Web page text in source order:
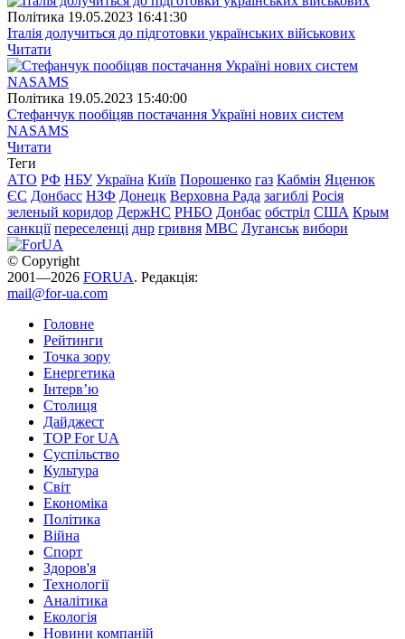
Полiтика 19.05.2023 16:41:30
Італія долучиться до підготовки українських військових
Читати
Полiтика 19.05.2023 15:40:00
Стефанчук пообіцяв постачання Україні нових систем
NASAMS
Читати
Теги
АТО РФ НБУ Україна Київ Порошенко газ Кабмін Яценюк
ЄС Донбасс НЗФ Донецк Верховна Рада загиблі Росія
зеленый коридор ДержНС РНБО Донбас обстріл США Крым
санкції переселенці днр гривня МВС Луганськ вибори
© Copyright
2001—2026 FORUA. Редакція:
mail@for-ua.com
Головне
Рейтинги
Точка зору
Енергетика
Інтерв’ю
Столиця
Дайджест
TOP For UA
Суспiльство
Культура
Світ
Економіка
Політика
Війна
Спорт
Здоров'я
Технології
Аналітика
Екологія
Новини компаній